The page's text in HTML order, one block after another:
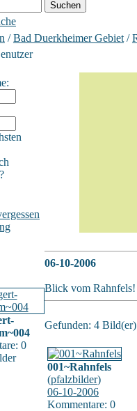
/Bad Duerkheimer Gebiet /
0
06-10-2006
Blick vom
Gefunden: 4
001~Rahnfels
(pfalzbilder)
06-10-2006
Kommentare: 0